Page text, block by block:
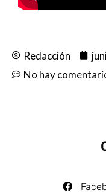
Redacción
No hay